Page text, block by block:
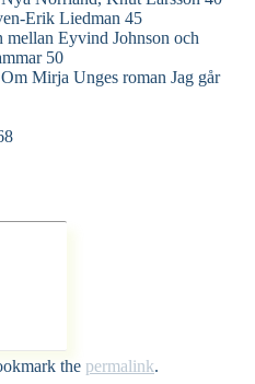
Erik Liedman 45
Eyvind Johnson och
50
Mirja Unges roman Jag går
the permalink.